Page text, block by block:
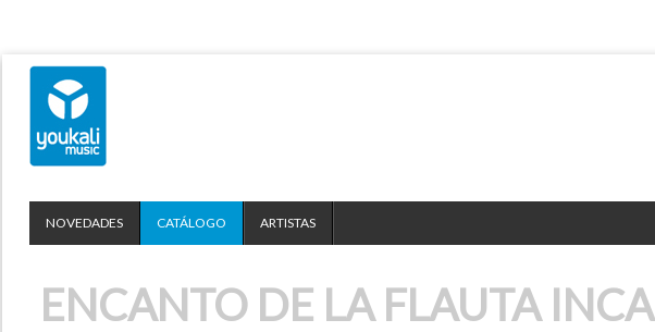
NOVEDADES CATÁLOGO ARTISTAS
ENCANTO DE LA FLAUTA INCA